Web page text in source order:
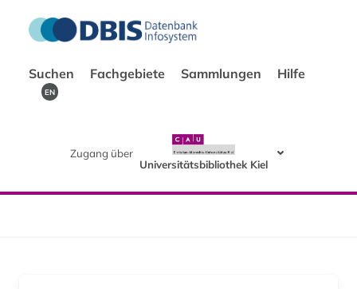
Suchen Fachgebiete Sammlungen Hilfe
EN
Zugang über
Universitätsbibliothek Kiel